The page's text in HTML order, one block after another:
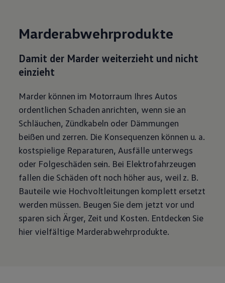
Marderabwehrprodukte
Damit der Marder weiterzieht und nicht
einzieht
Marder können im Motorraum Ihres Autos
ordentlichen Schaden anrichten, wenn sie an
Schläuchen, Zündkabeln oder Dämmungen
beißen und zerren. Die Konsequenzen können u. a.
kostspielige Reparaturen, Ausfälle unterwegs
oder Folgeschäden sein. Bei Elektrofahrzeugen
fallen die Schäden oft noch höher aus, weil z. B.
Bauteile wie Hochvoltleitungen komplett ersetzt
werden müssen. Beugen Sie dem jetzt vor und
sparen sich Ärger, Zeit und Kosten. Entdecken Sie
hier vielfältige Marderabwehrprodukte.